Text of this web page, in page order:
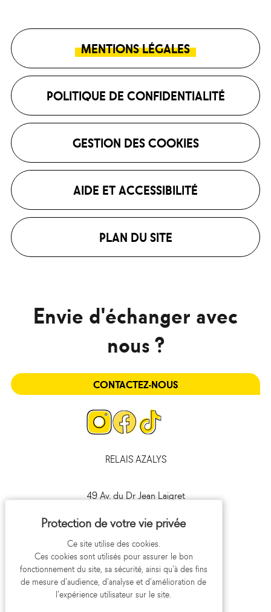
MENTIONS LÉGALES
POLITIQUE DE CONFIDENTIALITÉ
GESTION DES COOKIES
AIDE ET ACCESSIBILITÉ
PLAN DU SITE
Envie d'échanger avec
nous ?
CONTACTEZ-NOUS
Page
Instagram
Page
Facebook
RELAIS AZALYS
49 Av. du Dr Jean Laigret
09 693 693 41
Ce site utilise des cookies.
Ces cookies sont utilisés pour assurer le bon
fonctionnement du site, sa sécurité, ainsi qu'à des fins
de mesure d'audience, d'analyse et d'amélioration de
l'expérience utilisateur sur le site.